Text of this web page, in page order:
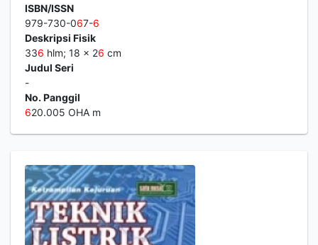
ISBN/ISSN
979-730-067-6
Deskripsi Fisik
336 hlm; 18 x 26 cm
Judul Seri
-
No. Panggil
620.005 OHA m